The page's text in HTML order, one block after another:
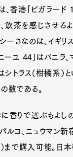
、香港「ビガラー
飲茶を感じさせる
ーさなのは、イギ
ユ 44」はバニラ、
はシトラス（柑橘系
数である。
香りで選ぶもよし
ルコ、ニュウマン
まで購入可能。日